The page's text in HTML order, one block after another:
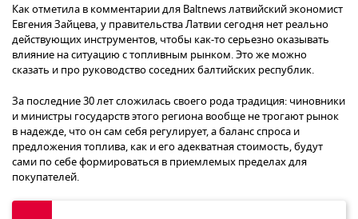
Как отметила в комментарии для Baltnews латвийский экономист
Евгения Зайцева, у правительства Латвии сегодня нет реально
действующих инструментов, чтобы как-то серьезно оказывать
влияние на ситуацию с топливным рынком. Это же можно
сказать и про руководство соседних балтийских республик.
За последние 30 лет сложилась своего рода традиция: чиновники
и министры государств этого региона вообще не трогают рынок
в надежде, что он сам себя регулирует, а баланс спроса и
предложения топлива, как и его адекватная стоимость, будут
сами по себе формироваться в приемлемых пределах для
покупателей.